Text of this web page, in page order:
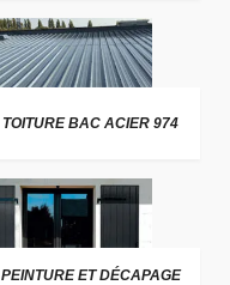
TOITURE BAC ACIER 974
PEINTURE ET DÉCAPAGE